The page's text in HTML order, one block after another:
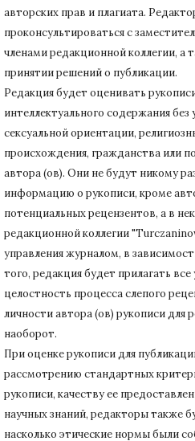
авторских прав и плагиата.
проконсультироваться с
членами редакционной коллегии, а
принятии решений о публикации.
Редакция будет оценивать
интеллектуального содержания
сексуальной ориентации,
происхождения, гражданства или
автора (ов). Они не будут никому
информацию о рукописи, кроме
потенциальных рецензентов, а в
редакционной коллегии
управления журналом, в
того, редакция будет прилагать
целостность процесса слепого
личности автора (ов) рукописи для
наоборот.
При оценке рукописи для
рассмотрению стандартных
рукописи, качеству ее
научных знаний, редакторы также
насколько этические нормы были